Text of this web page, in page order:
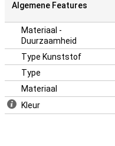
Algemene Features
Materiaal -
Duurzaamheid
Type Kunststof
Type
Materiaal
Kleur